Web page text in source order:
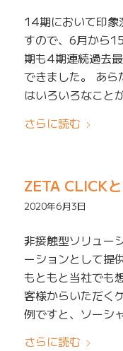
14期において印象
すので、6月から
期も4期連続過去
できました。 あ
はいろいろなこ
さらに読む
ZETA CLICK
2020年6月3日
非接触型ソリュー
ーションとして提
もともと当社でも
客様からいただく
例ですと、ソーシ
さらに読む